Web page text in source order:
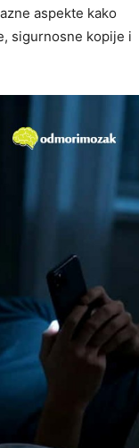
aspekte kako
sigurnosne kopije i